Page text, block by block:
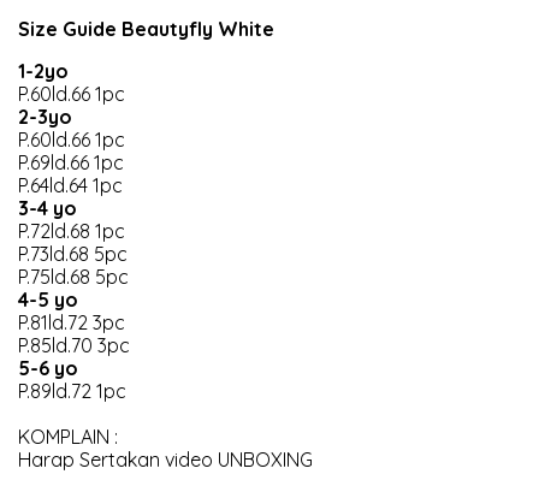
Size Guide Beautyfly White
1-2yo
P.60ld.66 1pc
2-3yo
P.60ld.66 1pc
P.69ld.66 1pc
P.64ld.64 1pc
3-4 yo
P.72ld.68 1pc
P.73ld.68 5pc
P.75ld.68 5pc
4-5 yo
P.81ld.72 3pc
P.85ld.70 3pc
5-6 yo
P.89ld.72 1pc
KOMPLAIN :
Harap Sertakan video UNBOXING